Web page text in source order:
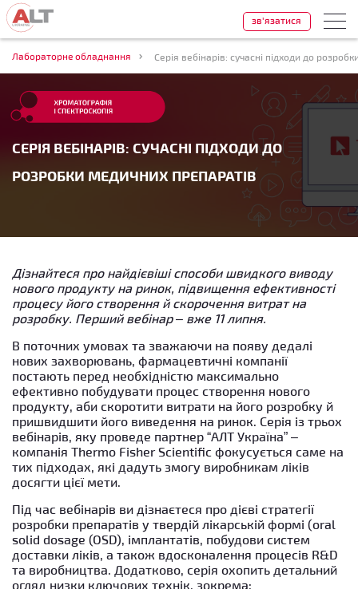
Лабораторне обладнання Серія вебінарів: сучасні підходи до
СЕРІЯ ВЕБІНАРІВ: СУЧАСНІ ПІДХОДИ ДО
РОЗРОБКИ МЕДИЧНИХ ПРЕПАРАТІВ
зв'язатися
Дізнайтеся про найдієвіші способи швидкого виводу
нового продукту на ринок, підвищення ефективності
процесу його створення й скорочення витрат на
розробку. Перший вебінар – вже 11 липня.
В поточних умовах та зважаючи на появу дедалі
нових захворювань, фармацевтичні компанії
постають перед необхідністю максимально
ефективно побудувати процес створення нового
продукту, аби скоротити витрати на його розробку й
пришвидшити його виведення на ринок. Серія із трьох
вебінарів, яку проведе партнер “АЛТ Україна” –
компанія Thermo Fisher Scientific фокусується саме на
тих підходах, які дадуть змогу виробникам ліків
досягти цієї мети.
Під час вебінарів ви дізнаєтеся про дієві стратегії
розробки препаратів у твердій лікарській формі (oral
solid dosage (OSD), імплантатів, побудови систем
доставки ліків, а також вдосконалення процесів R&D
та виробництва. Додатково, серія охопить детальний
огляд низки ключових технік, зокрема: